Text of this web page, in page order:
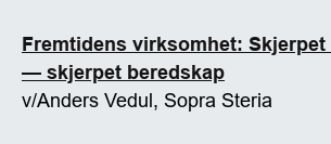
Fremtidens virksomhet:
— skjerpet beredskap
v/Anders Vedul, Sopra Steria